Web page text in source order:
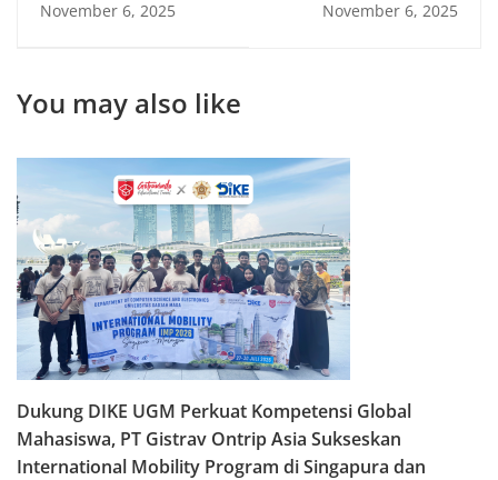
November 6, 2025 November 6, 2025
You may also like
Dukung DIKE UGM Perkuat Kompetensi Global
Mahasiswa, PT Gistrav Ontrip Asia Sukseskan
International Mobility Program di Singapura dan